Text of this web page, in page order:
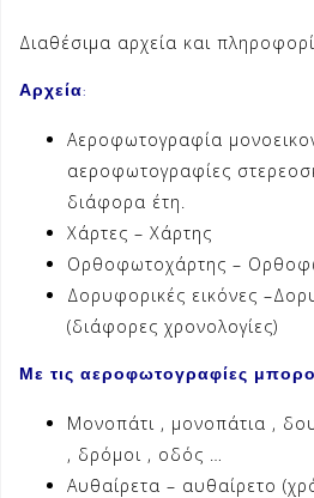
Διαθέσιμα αρχεία και
Αρχεία:
Aεροφωτογραφία
αεροφωτογραφίες
διάφορα έτη.
Χάρτες – Χάρτης
Ορθοφωτοχάρτης –
Δορυφορικές εικόνες
(διάφορες χρονολογίες)
Με τις αεροφωτογραφίες
Μονοπάτι , μονοπάτια ,
, δρόμοι , οδός …
Αυθαίρετα – αυθαίρετο